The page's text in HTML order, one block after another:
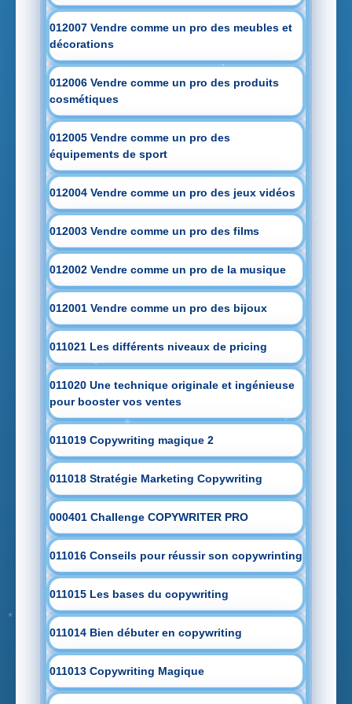
012007 Vendre comme un pro des meubles et
décorations
012006 Vendre comme un pro des produits
cosmétiques
012005 Vendre comme un pro des
équipements de sport
012004 Vendre comme un pro des jeux vidéos
012003 Vendre comme un pro des films
012002 Vendre comme un pro de la musique
012001 Vendre comme un pro des bijoux
011021 Les différents niveaux de pricing
011020 Une technique originale et ingénieuse
pour booster vos ventes
011019 Copywriting magique 2
011018 Stratégie Marketing Copywriting
000401 Challenge COPYWRITER PRO
011016 Conseils pour réussir son copywrinting
011015 Les bases du copywriting
011014 Bien débuter en copywriting
011013 Copywriting Magique